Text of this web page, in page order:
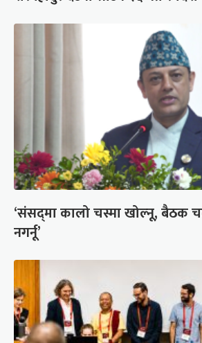
‘संसद्‍मा कालो चस्मा खोल्नू, बैठक
नगर्नू’